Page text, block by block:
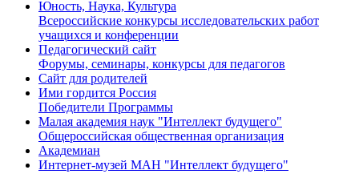
Юность, Наука, Культура
Всероссийские конкурсы исследовательских работ
учащихся и конференции
Педагогический сайт
Форумы, семинары, конкурсы для педагогов
Сайт для родителей
Ими гордится Россия
Победители Программы
Малая академия наук "Интеллект будущего"
Общероссийская общественная организация
Академиан
Интернет-музей МАН "Интеллект будущего"